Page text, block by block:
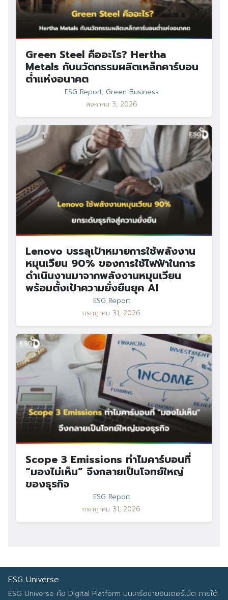
Green Steel คืออะไร? Hertha
Metals กับนวัตกรรมผลิตเหล็กคาร์บอน
ต่ำแห่งอนาคต
ESG Report, Green Business
สิงหาคม 3, 2026
Lenovo บรรลุเป้าหมายการใช้พลังงาน
หมุนเวียน 90% ของการใช้ไฟฟ้าในการ
ดำเนินงานมาจากพลังงานหมุนเวียน
พร้อมตั้งเป้าความยั่งยืนยุค AI
ESG Report
กรกฎาคม 31, 2026
Scope 3 Emissions ทำไมคาร์บอนที่
“มองไม่เห็น” จึงกลายเป็นโจทย์ใหญ่
ของธุรกิจ
ESG Report
กรกฎาคม 31, 2026
ESG Universe
ESG Universe คือ Digital Platform บนเครือข่ายอินเตอร์เน็ต ภายใต้